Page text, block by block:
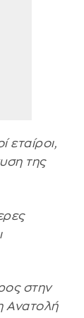
εταίροι,
της
στην
Ανατολή